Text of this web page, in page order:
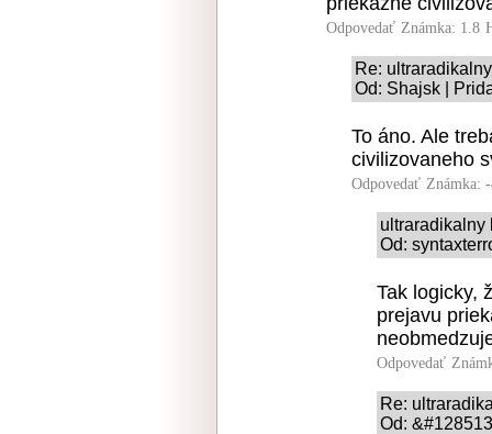
Odpovedať Známka: 1.8
Re:
Od: Shajsk |
To áno. Ale
civilizovaneho
Odpovedať Známka:
ultraradikalny
Od:
Tak logicky,
prejavu
Odpovedať
Re:
Od: